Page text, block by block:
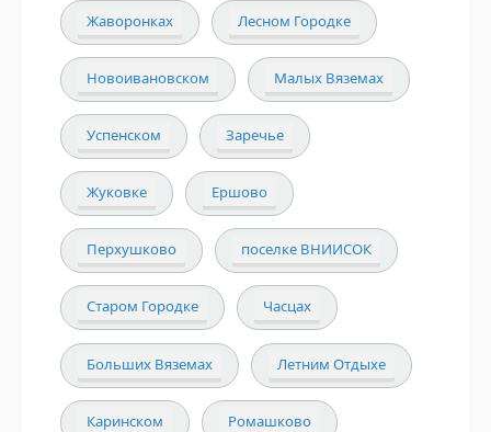
Жаворонках Лесном Городке
Новоивановском Малых Вяземах
Успенском Заречье
Жуковке Ершово
Перхушково поселке ВНИИСОК
Старом Городке Часцах
Больших Вяземах Летним Отдыхе
Каринском Ромашково